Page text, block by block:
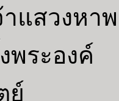
าแสวงหา
พระองค์
ย์